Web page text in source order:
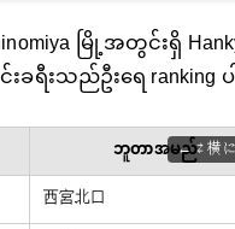
မြို့အတွင်းရှိ
းသည်ဦးရေ ranking ပ
ဘူတာအမည်
西宮北口
⇄ 横